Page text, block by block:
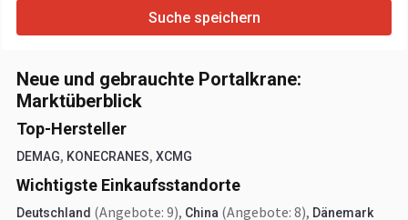
Suche speichern
Neue und gebrauchte Portalkrane:
Marktüberblick
Top-Hersteller
DEMAG, KONECRANES, XCMG
Wichtigste Einkaufsstandorte
Deutschland (Angebote: 9), China (Angebote: 8), Dänemark